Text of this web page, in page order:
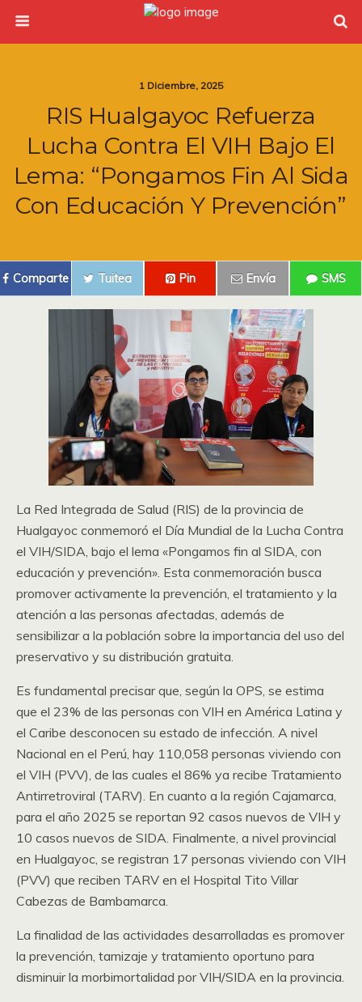
1 Diciembre, 2025
RIS Hualgayoc Refuerza
Lucha Contra El VIH Bajo El
Lema: “pongamos Fin Al Sida
Con Educación Y Prevención”
Comparte Tuitea Pin Envía SMS
La Red Integrada de Salud (RIS) de la provincia de
Hualgayoc conmemoró el Día Mundial de la Lucha Contra
el VIH/SIDA, bajo el lema «Pongamos fin al SIDA, con
educación y prevención». Esta conmemoración busca
promover activamente la prevención, el tratamiento y la
atención a las personas afectadas, además de
sensibilizar a la población sobre la importancia del uso del
preservativo y su distribución gratuita.
Es fundamental precisar que, según la OPS, se estima
que el 23% de las personas con VIH en América Latina y
el Caribe desconocen su estado de infección. A nivel
Nacional en el Perú, hay 110,058 personas viviendo con
el VIH (PVV), de las cuales el 86% ya recibe Tratamiento
Antirretroviral (TARV). En cuanto a la región Cajamarca,
para el año 2025 se reportan 92 casos nuevos de VIH y
10 casos nuevos de SIDA. Finalmente, a nivel provincial
en Hualgayoc, se registran 17 personas viviendo con VIH
(PVV) que reciben TARV en el Hospital Tito Villar
Cabezas de Bambamarca.
La finalidad de las actividades desarrolladas es promover
la prevención, tamizaje y tratamiento oportuno para
disminuir la morbimortalidad por VIH/SIDA en la provincia.